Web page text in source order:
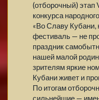
(отборочный) этап
конкурса
«Во Славу Кубани,
фестиваль — не
праздник
нашей малой
зрителям яркие
Кубани живет и
По итогам
сильнейшие —